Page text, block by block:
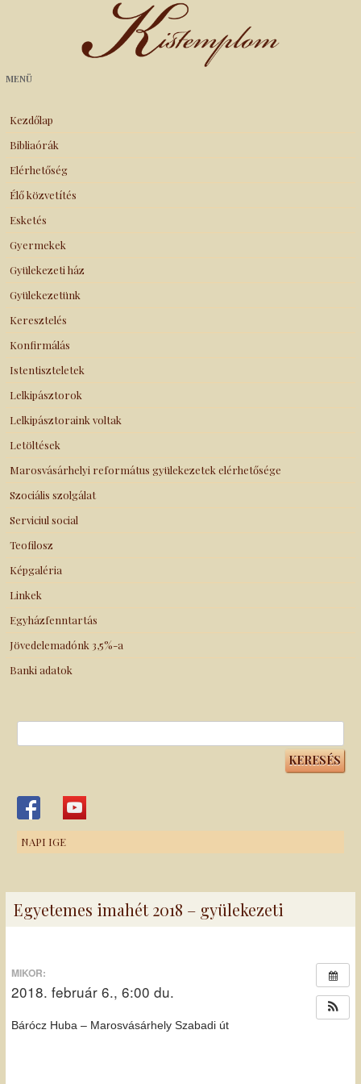
Kistemplom
MENÜ
Kezdőlap
Bibliaórák
Elérhetőség
Élő közvetítés
Esketés
Gyermekek
Gyülekezeti ház
Gyülekezetünk
Keresztelés
Konfirmálás
Istentiszteletek
Lelkipásztorok
Lelkipásztoraink voltak
Letöltések
Marosvásárhelyi református gyülekezetek elérhetősége
Szociális szolgálat
Serviciul social
Teofilosz
Képgaléria
Linkek
Egyházfenntartás
Jövedelemadónk 3,5%-a
Banki adatok
NAPI IGE
Egyetemes imahét 2018 – gyülekezeti
MIKOR:
2018. február 6., 6:00 du.
Bárócz Huba – Marosvásárhely Szabadi út